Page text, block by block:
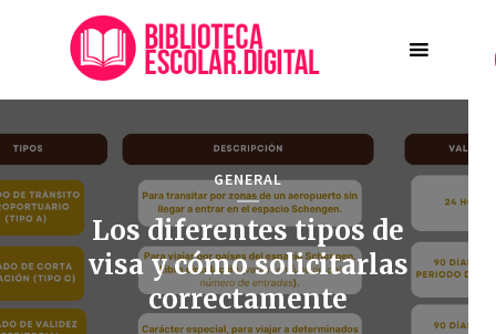
GENERAL
Los diferentes tipos de
visa y cómo solicitarlas
correctamente